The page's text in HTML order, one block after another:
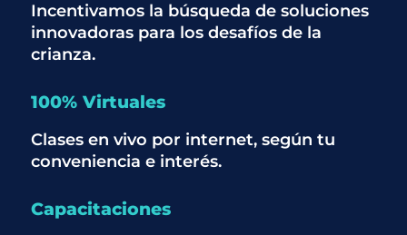
Incentivamos la búsqueda de soluciones
innovadoras para los desafíos de la
crianza.
100% Virtuales
Clases en vivo por internet, según tu
conveniencia e interés.
Capacitaciones